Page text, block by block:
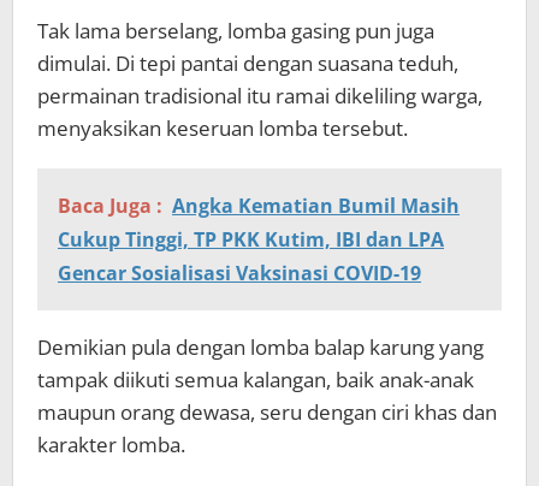
Tak lama berselang, lomba gasing pun juga
dimulai. Di tepi pantai dengan suasana teduh,
permainan tradisional itu ramai dikeliling warga,
menyaksikan keseruan lomba tersebut.
Baca Juga : Angka Kematian Bumil Masih
Cukup Tinggi, TP PKK Kutim, IBI dan LPA
Gencar Sosialisasi Vaksinasi COVID-19
Demikian pula dengan lomba balap karung yang
tampak diikuti semua kalangan, baik anak-anak
maupun orang dewasa, seru dengan ciri khas dan
karakter lomba.